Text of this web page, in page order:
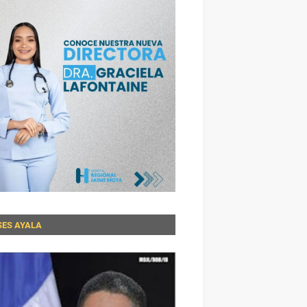
AYALA